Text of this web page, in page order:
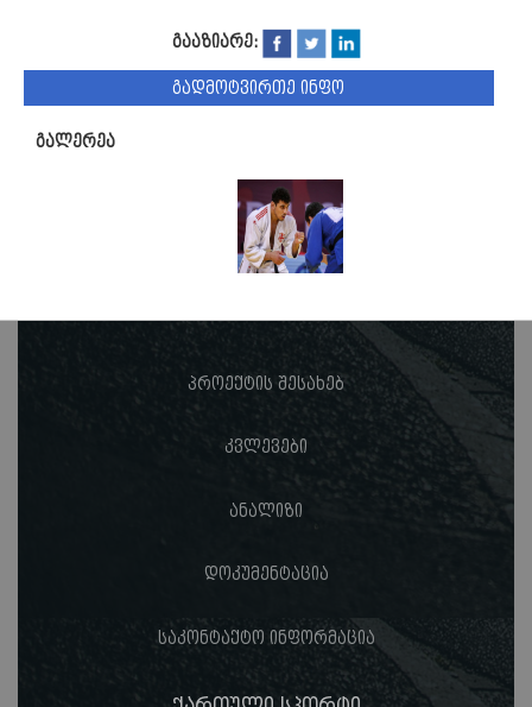
გააზიარე:
გადმოტვირთე ინფო
გალერეა
პროექტის შესახებ
კვლევები
ანალიზი
დოკუმენტაცია
საკონტაქტო ინფორმაცია